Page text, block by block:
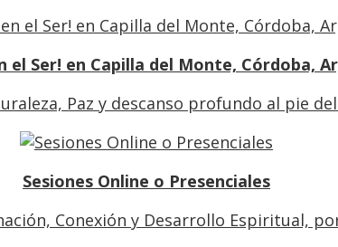
el Ser! en Capilla del Monte, Córdoba,
Paz y descanso profundo al pie
Sesiones Online o Presenciales
Conexión y Desarrollo Espiritual,